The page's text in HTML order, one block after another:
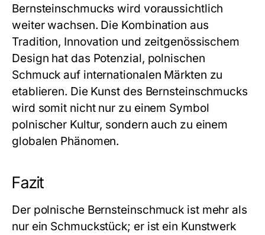
Bernsteinschmucks wird voraussichtlich
weiter wachsen. Die Kombination aus
Tradition, Innovation und zeitgenössischem
Design hat das Potenzial, polnischen
Schmuck auf internationalen Märkten zu
etablieren. Die Kunst des Bernsteinschmucks
wird somit nicht nur zu einem Symbol
polnischer Kultur, sondern auch zu einem
globalen Phänomen.
Fazit
Der polnische Bernsteinschmuck ist mehr als
nur ein Schmuckstück; er ist ein Kunstwerk